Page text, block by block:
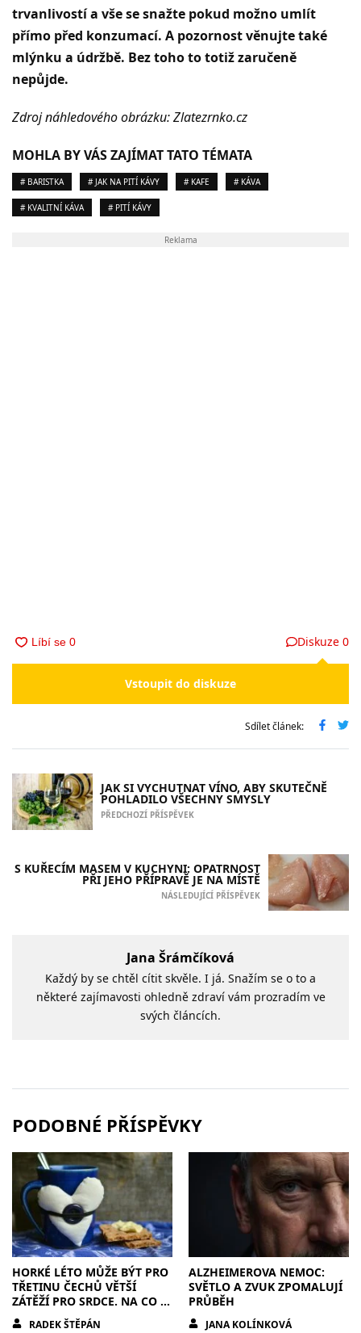
trvanlivostí a vše se snažte pokud možno umlít
přímo před konzumací. A pozornost věnujte také
mlýnku a údržbě. Bez toho to totiž zaručeně
nepůjde.
Zdroj náhledového obrázku: Zlatezrnko.cz
MOHLA BY VÁS ZAJÍMAT TATO TÉMATA
# BARISTKA # JAK NA PITÍ KÁVY # KAFE # KÁVA
# KVALITNÍ KÁVA # PITÍ KÁVY
Reklama
Diskuze 0
Vstoupit do diskuze
Sdílet článek:
JAK SI VYCHUTNAT VÍNO, ABY SKUTEČNĚ
POHLADILO VŠECHNY SMYSLY
PŘEDCHOZÍ PŘÍSPĚVEK
S KUŘECÍM MASEM V KUCHYNI: OPATRNOST
PŘI JEHO PŘÍPRAVĚ JE NA MÍSTĚ
NÁSLEDUJÍCÍ PŘÍSPĚVEK
Jana Šrámčíková
Každý by se chtěl cítit skvěle. I já. Snažím se o to a
některé zajímavosti ohledně zdraví vám prozradím ve
svých článcích.
PODOBNÉ PŘÍSPĚVKY
HORKÉ LÉTO MŮŽE BÝT PRO
TŘETINU ČECHŮ VĚTŠÍ
ZÁTĚŽÍ PRO SRDCE. NA CO SI
DÁT POZOR?
RADEK ŠTĚPÁN
ALZHEIMEROVA NEMOC:
SVĚTLO A ZVUK ZPOMALUJÍ
PRŮBĚH
JANA KOLÍNKOVÁ